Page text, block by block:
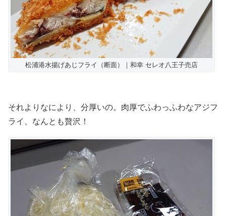
松浦港水揚げあじフライ（断面）｜和幸 セレオ八王子売店
それよりなにより、分厚いの。肉厚でふわっふわなアジフ
ライ、なんとも贅沢！